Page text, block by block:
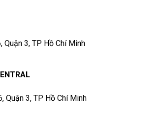
Quận 3, TP Hồ Chí Minh
Quận 3, TP Hồ Chí Minh